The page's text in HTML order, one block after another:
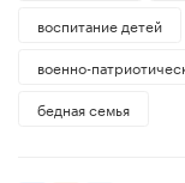
воспитание детей
военно-
бедная семья